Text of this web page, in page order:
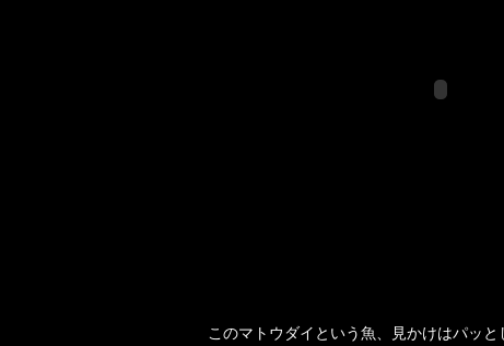
このマトウダイという魚、見かけはパッ